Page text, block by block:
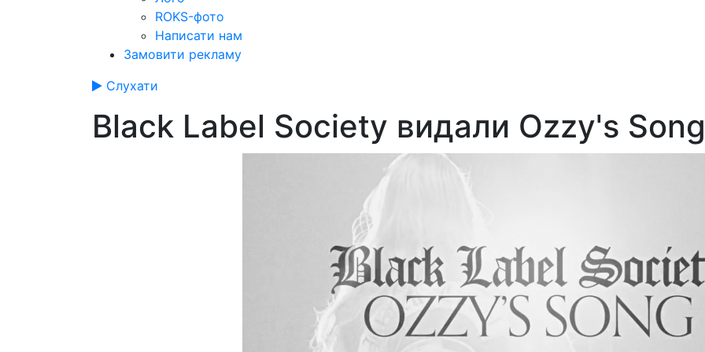
ROKS-фото
Написати нам
Замовити рекламу
Слухати
Black Label Society видали Ozzy's Song